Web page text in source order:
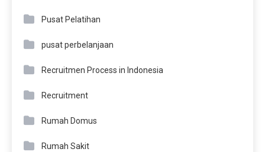
Pusat Pelatihan
pusat perbelanjaan
Recruitmen Process in Indonesia
Recruitment
Rumah Domus
Rumah Sakit